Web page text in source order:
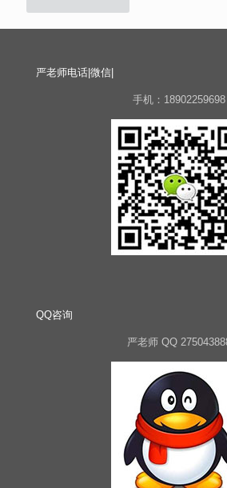
严老师电话|微信|
手机：18902259698
QQ咨询
严老师 QQ